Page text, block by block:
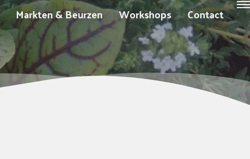
Markten & Beurzen Workshops Contact